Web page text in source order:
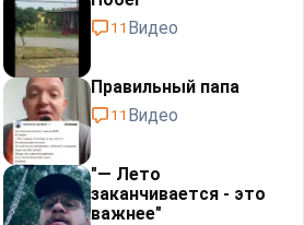
11 Видео
Правильный папа
11 Видео
"— Лето
заканчивается - это
важнее"